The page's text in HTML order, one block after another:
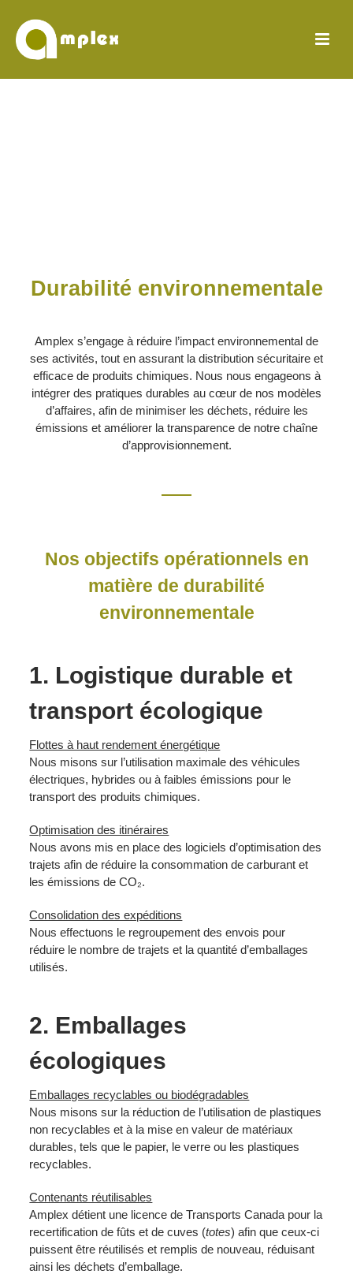
Durabilité environnementale
Amplex s’engage à réduire l’impact environnemental de
ses activités, tout en assurant la distribution sécuritaire et
efficace de produits chimiques. Nous nous engageons à
intégrer des pratiques durables au cœur de nos modèles
d’affaires, afin de minimiser les déchets, réduire les
émissions et améliorer la transparence de notre chaîne
d’approvisionnement.
Nos objectifs opérationnels en
matière de durabilité
environnementale
1. Logistique durable et
transport écologique
Flottes à haut rendement énergétique
Nous misons sur l’utilisation maximale des véhicules
électriques, hybrides ou à faibles émissions pour le
transport des produits chimiques.
Optimisation des itinéraires
Nous avons mis en place des logiciels d’optimisation des
trajets afin de réduire la consommation de carburant et
les émissions de CO₂.
Consolidation des expéditions
Nous effectuons le regroupement des envois pour
réduire le nombre de trajets et la quantité d’emballages
utilisés.
2. Emballages
écologiques
Emballages recyclables ou biodégradables
Nous misons sur la réduction de l’utilisation de plastiques
non recyclables et à la mise en valeur de matériaux
durables, tels que le papier, le verre ou les plastiques
recyclables.
Contenants réutilisables
Amplex détient une licence de Transports Canada pour la
recertification de fûts et de cuves (totes) afin que ceux-ci
puissent être réutilisés et remplis de nouveau, réduisant
ainsi les déchets d’emballage.